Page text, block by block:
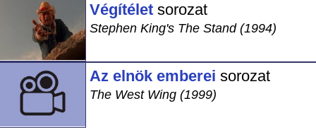
Végítélet sorozat
Stephen King's The Stand (1994)
Az elnök emberei sorozat
The West Wing (1999)